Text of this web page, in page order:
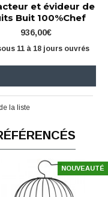
et évideur de
Buit 100%Chef
936,00€
11 à 18 jours ouvrés
la liste
NOUVEAUTÉ